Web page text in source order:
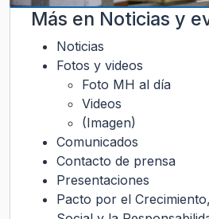
Más en Noticias y
Noticias
Fotos y videos
Foto MH al día
Videos
(Imagen)
Comunicados
Contacto de prensa
Presentaciones
Pacto por el